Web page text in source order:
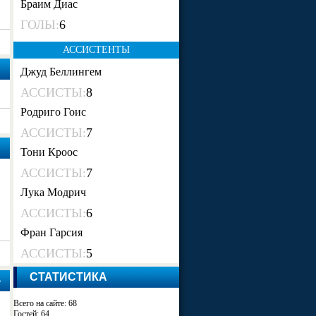
Браим Диас
ГОЛЫ:6
АССИСТЕНТЫ
Джуд Беллингем
АССИСТЫ:8
Родриго Гоис
АССИСТЫ:7
Тони Кроос
АССИСТЫ:7
Лука Модрич
АССИСТЫ:6
Фран Гарсия
АССИСТЫ:5
СТАТИСТИКА
Всего на сайте: 68
Гостей: 64